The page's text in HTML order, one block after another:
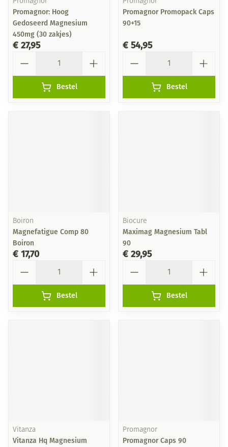
Promagnor: Hoog
Gedoseerd Magnesium
450mg (30 zakjes)
€ 27,95
Bestel
Promagnor Promopack Caps
90+15
€ 54,95
Bestel
Boiron
Magnefatigue Comp 80
Boiron
€ 17,70
Bestel
Biocure
Maximag Magnesium Tabl
90
€ 29,95
Bestel
Vitanza
Vitanza Hq Magnesium
Promagnor
Promagnor Caps 90